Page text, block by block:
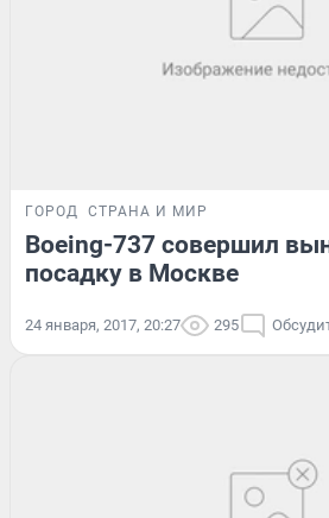
ГОРОД СТРАНА И МИР
Boeing-737 совершил
посадку в Москве
24 января, 2017, 20:27 295